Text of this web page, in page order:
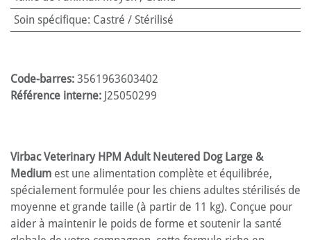
Soin spécifique: Castré / Stérilisé
Code-barres: 3561963603402
Référence interne: J25050299
Virbac Veterinary HPM Adult Neutered Dog Large &
Medium est une alimentation complète et équilibrée,
spécialement formulée pour les chiens adultes stérilisés de
moyenne et grande taille (à partir de 11 kg). Conçue pour
aider à maintenir le poids de forme et soutenir la santé